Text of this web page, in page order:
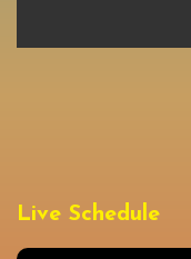
Live Schedule